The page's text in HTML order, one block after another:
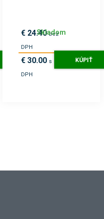
€ 24.40bez
DPH
€ 30.00 s
DPH
Skladom
KÚPIŤ